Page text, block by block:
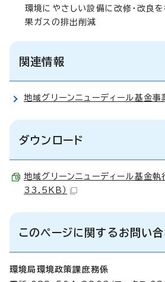
環境にやさしい設備に改修・改良を
果ガスの排出削減
関連情報
地域グリーンニューディール基金事
ダウンロード
地域グリーンニューディール基金
33.5KB）
このページに関するお問い
環境局環境政策課庶務係